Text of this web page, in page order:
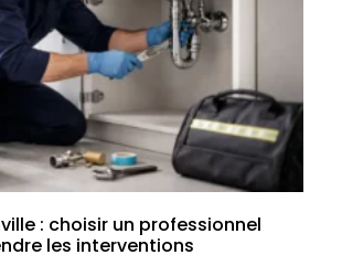
: choisir un professionnel
les interventions